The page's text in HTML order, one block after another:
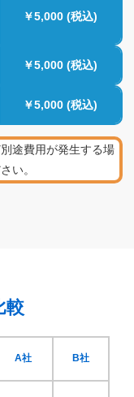
￥5,000 (税込)
￥5,000 (税込)
￥5,000 (税込)
途費用が発生する場
い。
較
A社 B社